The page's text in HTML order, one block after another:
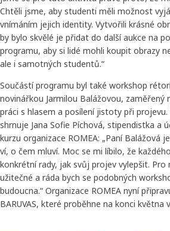
Chtěli jsme, aby studenti měli možnost
vnímáním jejich identity. Vytvořili krásné
by bylo skvělé je přidat do další aukce na
programu, aby si lidé mohli koupit obrazy
ale i samotných studentů.“
Součástí programu byl také workshop
novinářkou Jarmilou Balážovou, zaměřený
práci s hlasem a posílení jistoty při
shrnuje Jana Sofie Píchová, stipendistka a
kurzu organizace ROMEA: „Paní Balážová
ví, o čem mluví. Moc se mi líbilo, že
konkrétní rady, jak svůj projev vylepšit. Pro
užitečné a ráda bych se podobných
budoucna.“ Organizace ROMEA nyní
BARUVAS, které proběhne na konci května